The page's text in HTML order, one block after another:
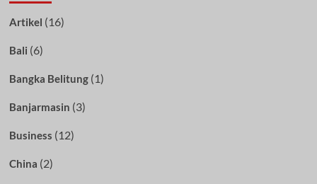
Artikel (16)
Bali (6)
Bangka Belitung(1)
Banjarmasin (3)
Business (12)
China (2)